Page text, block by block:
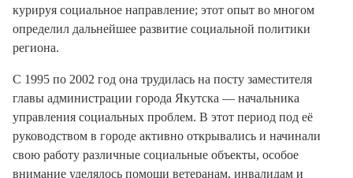
курируя социальное направление; этот опыт во многом
определил дальнейшее развитие социальной политики
региона.
С 1995 по 2002 год она трудилась на посту заместителя
главы администрации города Якутска — начальника
управления социальных проблем. В этот период под её
руководством в городе активно открывались и начинали
свою работу различные социальные объекты, особое
внимание уделялось помощи ветеранам, инвалидам и